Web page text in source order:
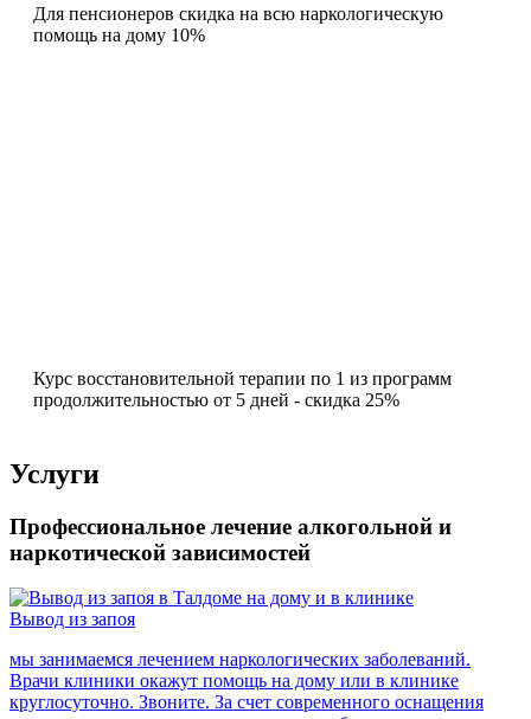
Для пенсионеров скидка на всю наркологическую
помощь на дому 10%
Курс восстановительной терапии по 1 из программ
продолжительностью от 5 дней - скидка 25%
Услуги
Профессиональное лечение алкогольной и
наркотической зависимостей
Вывод из запоя
мы занимаемся лечением наркологических заболеваний.
Врачи клиники окажут помощь на дому или в клинике
круглосуточно. Звоните. За счет современного оснащения